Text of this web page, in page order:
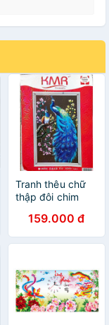
Tranh thêu chữ
thập đôi chim
dương thêu kín
KM009 |50x80|
chưa thêu
159.000 đ